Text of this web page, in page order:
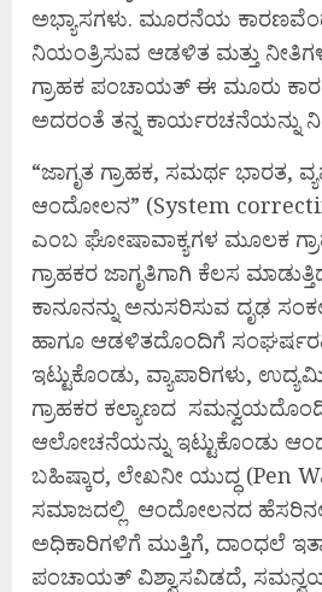
ಅಭ್ಯಾಸಗಳು. ಮೂರನೆಯ
ನಿಯಂತ್ರಿಸುವ ಆಡಳಿತ ಮತ್ತು
ಗ್ರಾಹಕ ಪಂಚಾಯತ್ ಈ ಮೂರು
ಅದರಂತೆ ತನ್ನ ಕಾರ್ಯರಚನೆಯನ್ನು
“ಜಾಗೃತ ಗ್ರಾಹಕ, ಸಮರ್ಥ ಭಾರತ,
ಆಂದೋಲನ” (System
ಎಂಬ ಘೋಷಾವಾಕ್ಯಗಳ ಮೂಲಕ
ಗ್ರಾಹಕರ ಜಾಗೃತಿಗಾಗಿ ಕೆಲಸ
ಕಾನೂನನ್ನು ಅನುಸರಿಸುವ ದೃಢ
ಹಾಗೂ ಆಡಳಿತದೊಂದಿಗೆ
ಇಟ್ಟುಕೊಂಡು, ವ್ಯಾಪಾರಿಗಳು,
ಗ್ರಾಹಕರ ಕಲ್ಯಾಣದ
ಆಲೋಚನೆಯನ್ನು ಇಟ್ಟುಕೊಂಡು
ಬಹಿಷ್ಕಾರ, ಲೇಖನೀ ಯುದ್ಧ (Pen
ಸಮಾಜದಲ್ಲಿ ಆಂದೋಲನದ
ಅಧಿಕಾರಿಗಳಿಗೆ ಮುತ್ತಿಗೆ, ದಾಂಧಲೆ
ಪಂಚಾಯತ್ ವಿಶ್ವಾಸವಿಡದೆ,